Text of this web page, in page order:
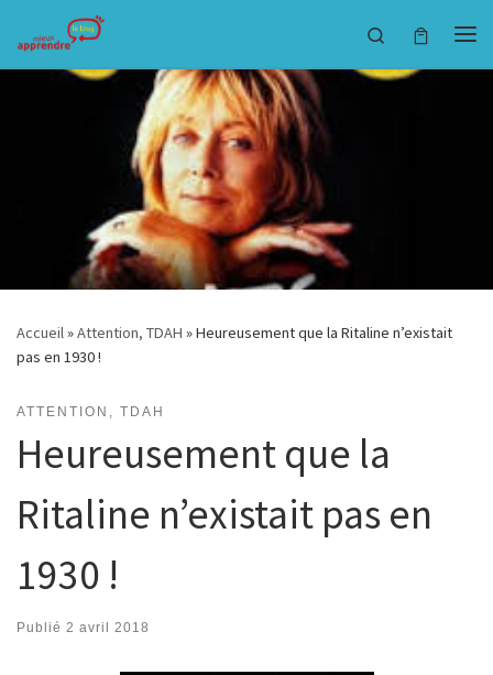
Passer au contenu Search
Accueil»Attention, TDAH »Heureusement que la Ritaline n’existait
pas en 1930 !
ATTENTION, TDAH
Heureusement que la
Ritaline n’existait pas en
1930 !
Publié 2 avril 2018